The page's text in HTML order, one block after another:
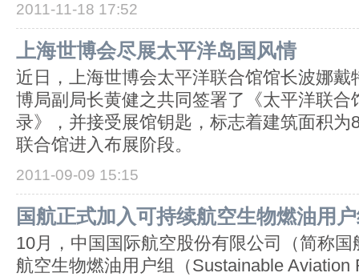
2011-11-18 17:52
上海世博会尽展太平洋岛国风情
近日，上海世博会太平洋联合馆馆长波娜戴
博局副局长黄健之共同签署了《太平洋联合
录》，并接受展馆钥匙，标志着建筑面积为
联合馆进入布展阶段。
2011-09-09 15:15
国航正式加入可持续航空生物燃油用
10月，中国国际航空股份有限公司（简称
航空生物燃油用户组（Sustainable Aviation